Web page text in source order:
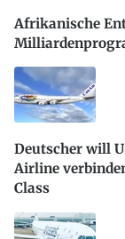
Afrikanische
Deutscher will
Airline
Class